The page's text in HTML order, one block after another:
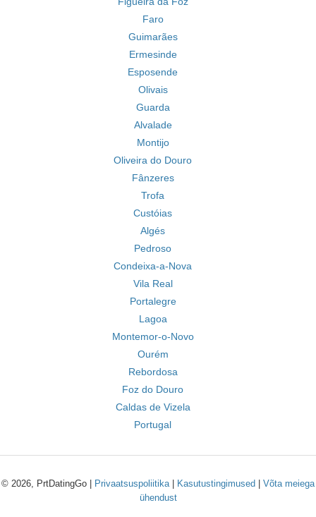
Faro
Guimarães
Ermesinde
Esposende
Olivais
Guarda
Alvalade
Montijo
Oliveira do Douro
Fânzeres
Trofa
Custóias
Algés
Pedroso
Condeixa-a-Nova
Vila Real
Portalegre
Lagoa
Montemor-o-Novo
Ourém
Rebordosa
Foz do Douro
Caldas de Vizela
Portugal
© 2026, PrtDatingGo | Privaatsuspoliitika| Kasutustingimused
Võta meiega
ühendust